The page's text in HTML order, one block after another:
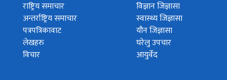
राष्ट्रिय समाचार
अन्तर्राष्ट्रिय समाचार
पत्रपत्रिकावाट
लेखहरु
विचार
विज्ञान जिज्ञासा
स्वास्थ्य जिज्ञासा
यौन जिज्ञासा
घरेलु उपचार
आयुर्वेद